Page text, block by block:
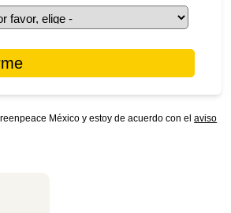
México y estoy de acuerdo con elaviso